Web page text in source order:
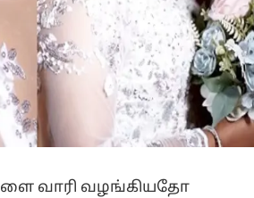
வாரி வழங்கியதோ